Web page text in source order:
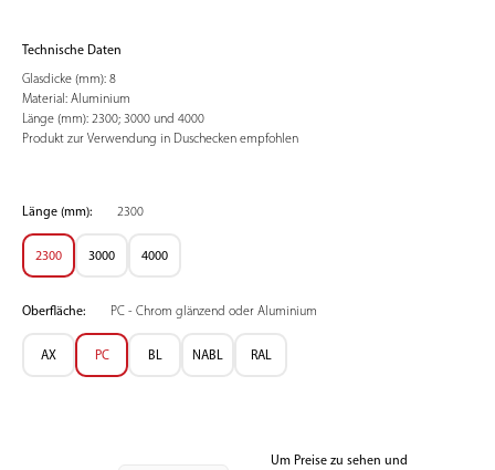
Technische Daten
Glasdicke (mm): 8
Material: Aluminium
Länge (mm): 2300; 3000 und 4000
Produkt zur Verwendung in Duschecken empfohlen
Länge (mm): 2300
2300 3000 4000
Oberfläche: PC - Chrom glänzend oder Aluminium
AX PC BL NABL RAL
Um Preise zu sehen und